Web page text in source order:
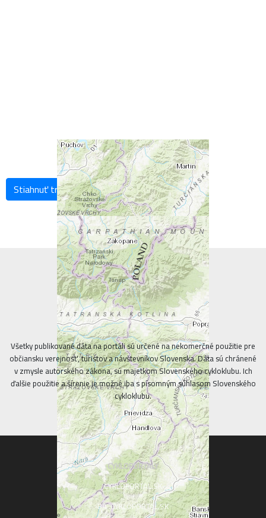
Stiahnuť trasu
Všetky publikované dáta na portáli sú určené na nekomerčné použitie pre
občiansku verejnosť, turistov a návštevníkov Slovenska. Dáta sú chránené
v zmysle autorského zákona, sú majetkom Slovenského cykloklubu. Ich
ďalšie použitie a šírenie je možné iba s písomným súhlasom Slovenského
cykloklubu.
CYKLOPORTALY
CYKLOPORTAL.SK
BA .CYKLOPORTAL.SK